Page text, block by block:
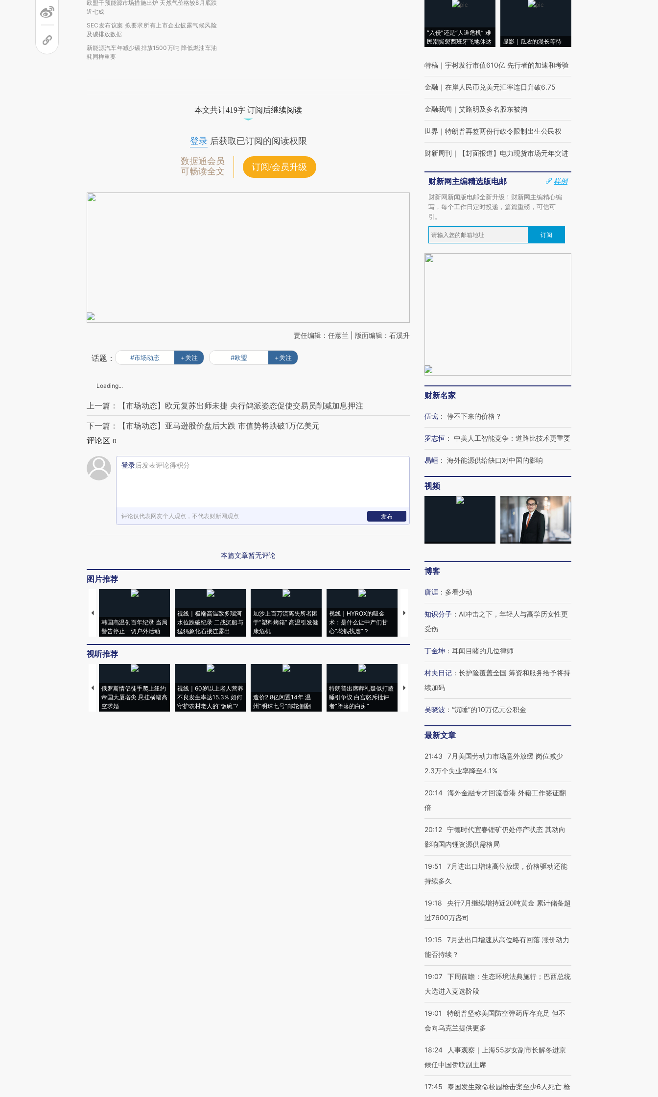
欧盟干预能源市场措施出炉 天然气价格较8月底跌
近七成
SEC发布议案 拟要求所有上市企业披露气候风险
及碳排放数据
新能源汽车年减少碳排放1500万吨 降低燃油车油
耗同样重要
本文共计419字 订阅后继续阅读
登录后获取已订阅的阅读权限
数据通会员
可畅读全文
订阅/会员升级
责任编辑：任蕙兰 | 版面编辑：石溪升
话题： #市场动态 +关注 #欧盟 +关注
Loading...
上一篇：【市场动态】欧元复苏出师未捷 央行鸽派姿态促使交易员削减加息押注
下一篇：【市场动态】亚马逊股价盘后大跌 市值势将跌破1万亿美元
评论区 0
登录后发表评论得积分
评论仅代表网友个人观点，不代表财新网观点 发布
本篇文章暂无评论
图片推荐
韩国高温创百年纪录 当局
警告停止一切户外活动
视线｜极端高温致多瑙河
水位跌破纪录 二战沉船与
猛犸象化石接连露出
加沙上百万流离失所者困
于“塑料烤箱” 高温引发健
康危机
视线｜HYROX的吸金
术：是什么让中产们甘
心“花钱找虐”？
马航飞行员跨国走私7万
视线｜被称为“蟑螂”的印
视线｜“入侵”还是“人道危
视听推荐
俄罗斯情侣徒手爬上纽约
帝国大厦塔尖 悬挂横幅高
空求婚
视线｜60岁以上老人营养
不良发生率达15.3% 如何
守护农村老人的“饭碗”?
造价2.8亿闲置14年 温
州“明珠七号”邮轮侧翻
特朗普出席葬礼疑似打瞌
睡引争议 白宫怒斥批评
者“堕落的白痴”
韩国高温创百年纪录 当局
警告停止一切户外活动
97个 印度如何熬过48°C
的夏天
38岁梅西上演帽子戏法
“入侵”还是“人道危机” 难
民潮撕裂西班牙飞地休达
显影｜瓜农的漫长等待
特稿 ｜ 宇树发行市值610亿 先行者的加速和考验
金融 ｜ 在岸人民币兑美元汇率连日升破6.75
金融我闻 ｜ 艾路明及多名股东被拘
世界 ｜ 特朗普再签两份行政令限制出生公民权
财新周刊 ｜ 【封面报道】电力现货市场元年突进
财新网主编精选版电邮
样例
财新网新闻版电邮全新升级！财新网主编精心编
写，每个工作日定时投递，篇篇重磅，可信可
引。
订阅
财新名家
伍戈 ： 停不下来的价格？
罗志恒 ： 中美人工智能竞争：道路比技术更重要
易峘 ： 海外能源供给缺口对中国的影响
视频
博客
唐涯 ： 多看少动
知识分子 ： AI冲击之下，年轻人与高学历女性更
受伤
丁金坤 ： 耳闻目睹的几位律师
村夫日记 ： 长护险覆盖全国 筹资和服务给予将持
续加码
吴晓波 ： “沉睡”的10万亿元公积金
最新文章
21:43
7月美国劳动力市场意外放缓 岗位减少
2.3万个失业率降至4.1%
20:14 海外金融专才回流香港 外籍工作签证翻
倍
20:12 宁德时代宜春锂矿仍处停产状态 其动向
影响国内锂资源供需格局
19:51
7月进出口增速高位放缓，价格驱动还能
持续多久
19:18
央行7月继续增持近20吨黄金 累计储备超
过7600万盎司
19:15
7月进出口增速从高位略有回落 涨价动力
能否持续？
19:07 下周前瞻：生态环境法典施行；巴西总统
大选进入竞选阶段
19:01
特朗普坚称美国防空弹药库存充足 但不
会向乌克兰提供更多
18:24
人事观察｜上海55岁女副市长解冬进京
候任中国侨联副主席
17:45 泰国发生致命校园枪击案至少6人死亡 枪